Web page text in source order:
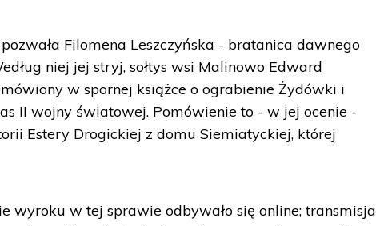
Filomena Leszczyńska - bratanica dawnego
niej jej stryj, sołtys wsi Malinowo Edward
w spornej książce o ograbienie Żydówki i
II wojny światowej. Pomówienie to - w jej ocenie -
Estery Drogickiej z domu Siemiatyckiej, której
wyroku w tej sprawie odbywało się online; transmisja